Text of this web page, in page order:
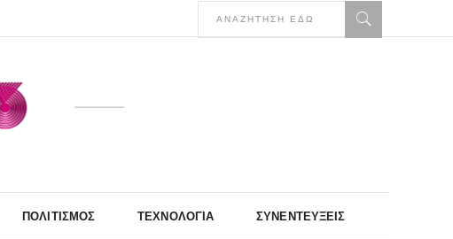
ΠΟΛΙΤΙΣΜΌΣ ΤΕΧΝΟΛΟΓΊΑ ΣΥΝΕΝΤΕΎΞΕΙΣ